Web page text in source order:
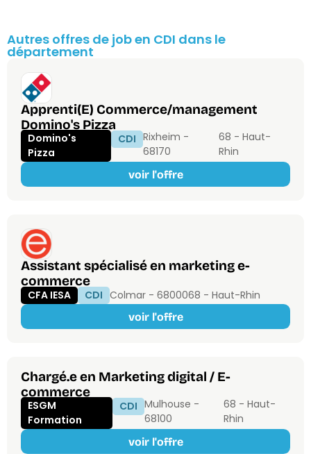
Autres offres de job en CDI dans le
département
Apprenti(E) Commerce/management
Domino's Pizza
Domino's
Pizza
CDI Rixheim -
68170
68 - Haut-
Rhin
voir l'offre
Assistant spécialisé en marketing e-
commerce
CFA IESA CDI Colmar - 6800068 - Haut-Rhin
voir l'offre
Chargé.e en Marketing digital / E-
commerce
ESGM
Formation
CDI Mulhouse -
68100
68 - Haut-
Rhin
voir l'offre